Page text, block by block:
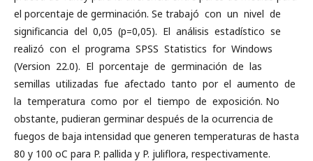
el porcentaje de germinación. Se trabajó con un nivel de
significancia del 0,05 (p=0,05). El análisis estadístico se
realizó con el programa SPSS Statistics for Windows
(Version 22.0). El porcentaje de germinación de las
semillas utilizadas fue afectado tanto por el aumento de
la temperatura como por el tiempo de exposición. No
obstante, pudieran germinar después de la ocurrencia de
fuegos de baja intensidad que generen temperaturas de hasta
80 y 100 oC para P. pallida y P. juliflora, respectivamente.